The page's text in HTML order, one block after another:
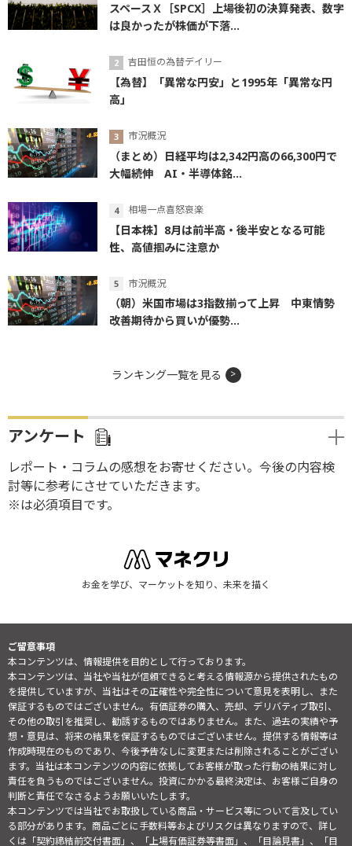
スペースＸ［SPCX］上場後初の決算発表、数字
は良かったが株価が下落...
吉田恒の為替デイリー
【為替】「異常な円安」と1995年「異常な円
高」
市況概況
（まとめ）日経平均は2,342円高の66,300円で
大幅続伸 AI・半導体銘...
相場一点喜怒哀楽
【日本株】8月は前半高・後半安となる可能
性、高値掴みに注意か
市況概況
（朝）米国市場は3指数揃って上昇 中東情勢
改善期待から買いが優勢...
ランキング一覧を見る
アンケート
レポート・コラムの感想をお寄せください。今後の内容検
討等に参考にさせていただきます。
※は必須項目です。
お金を学び、マーケットを知り、未来を描く
ご留意事項
本コンテンツは、情報提供を目的として行っております。
本コンテンツは、当社や当社が信頼できると考える情報源から提供されたもの
を提供していますが、当社はその正確性や完全性について意見を表明し、また
保証するものではございません。有価証券の購入、売却、デリバティブ取引、
その他の取引を推奨し、勧誘するものではありません。また、過去の実績や予
想・意見は、将来の結果を保証するものではございません。提供する情報等は
作成時現在のものであり、今後予告なしに変更または削除されることがござい
ます。当社は本コンテンツの内容に依拠してお客様が取った行動の結果に対し
責任を負うものではございません。投資にかかる最終決定は、お客様ご自身の
判断と責任でなさるようお願いいたします。
本コンテンツでは当社でお取扱している商品・サービス等について言及してい
る部分があります。商品ごとに手数料等およびリスクは異なりますので、詳し
くは「契約締結前交付書面」、「上場有価証券等書面」、「目論見書」、「目